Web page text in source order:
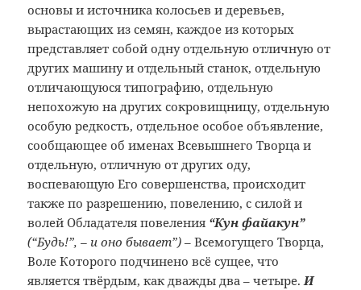
основы и источника колосьев и деревьев,
вырастающих из семян, каждое из которых
представляет собой одну отдельную отличную от
других машину и отдельный станок, отдельную
отличающуюся типографию, отдельную
непохожую на других сокровищницу, отдельную
особую редкость, отдельное особое объявление,
сообщающее об именах Всевышнего Творца и
отдельную, отличную от других оду,
воспевающую Его совершенства, происходит
также по разрешению, повелению, с силой и
волей Обладателя повеления “Кун файакун”
(“Будь!”, – и оно бывает”) – Всемогущего Творца,
Воле Которого подчинено всё сущее, что
является твёрдым, как дважды два – четыре.И